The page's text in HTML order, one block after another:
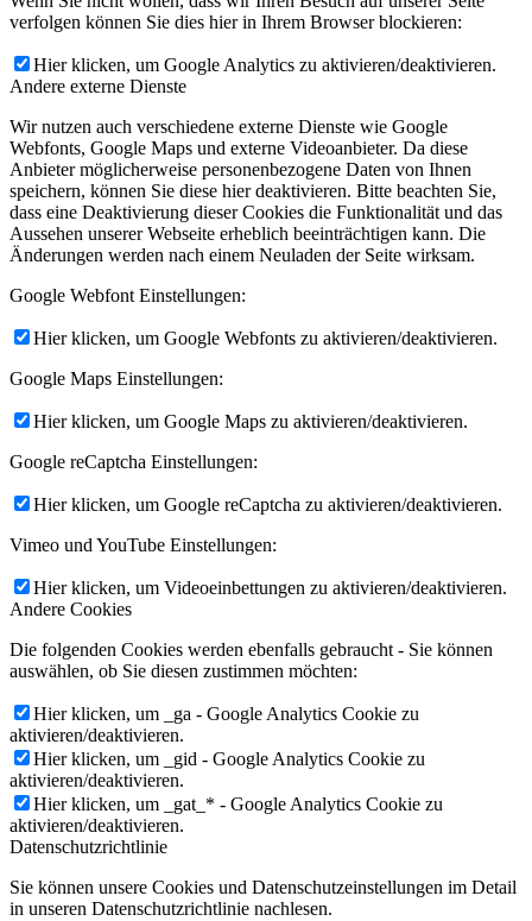
verfolgen können Sie dies hier in Ihrem Browser blockieren:
Hier klicken, um Google Analytics zu aktivieren/deaktivieren.
Andere externe Dienste
Wir nutzen auch verschiedene externe Dienste wie Google
Webfonts, Google Maps und externe Videoanbieter. Da diese
Anbieter möglicherweise personenbezogene Daten von Ihnen
speichern, können Sie diese hier deaktivieren. Bitte beachten Sie,
dass eine Deaktivierung dieser Cookies die Funktionalität und das
Aussehen unserer Webseite erheblich beeinträchtigen kann. Die
Änderungen werden nach einem Neuladen der Seite wirksam.
Google Webfont Einstellungen:
Hier klicken, um Google Webfonts zu aktivieren/deaktivieren.
Google Maps Einstellungen:
Hier klicken, um Google Maps zu aktivieren/deaktivieren.
Google reCaptcha Einstellungen:
Hier klicken, um Google reCaptcha zu aktivieren/deaktivieren.
Vimeo und YouTube Einstellungen:
Hier klicken, um Videoeinbettungen zu aktivieren/deaktivieren.
Andere Cookies
Die folgenden Cookies werden ebenfalls gebraucht - Sie können
auswählen, ob Sie diesen zustimmen möchten:
Hier klicken, um _ga - Google Analytics Cookie zu
aktivieren/deaktivieren.
Hier klicken, um _gid - Google Analytics Cookie zu
aktivieren/deaktivieren.
Hier klicken, um _gat_* - Google Analytics Cookie zu
aktivieren/deaktivieren.
Datenschutzrichtlinie
Sie können unsere Cookies und Datenschutzeinstellungen im Detail
in unseren Datenschutzrichtlinie nachlesen.